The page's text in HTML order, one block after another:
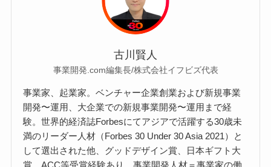
古川賢人
事業開発.com編集長/株式会社イフビズ代表
事業家、起業家。ベンチャー企業創業および新規事業
開発〜運用、大企業での新規事業開発〜運用まで経
験。世界的経済誌Forbesにてアジアで活躍する30歳未
満のリーダー人材（Forbes 30 Under 30 Asia 2021）と
して選出された他、グッドデザイン賞、日本ギフト大
賞、ACC等受賞経験あり。事業開発人材＝事業家の働